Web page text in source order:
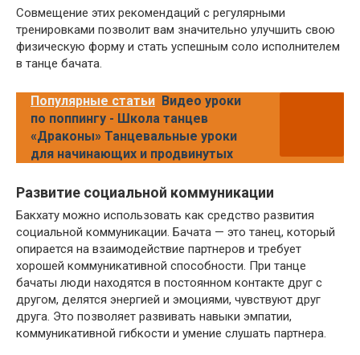
Совмещение этих рекомендаций с регулярными
тренировками позволит вам значительно улучшить свою
физическую форму и стать успешным соло исполнителем
в танце бачата.
Популярные статьи Видео уроки
по поппингу - Школа танцев
«Драконы» Танцевальные уроки
для начинающих и продвинутых
Развитие социальной коммуникации
Бакхату можно использовать как средство развития
социальной коммуникации. Бачата — это танец, который
опирается на взаимодействие партнеров и требует
хорошей коммуникативной способности. При танце
бачаты люди находятся в постоянном контакте друг с
другом, делятся энергией и эмоциями, чувствуют друг
друга. Это позволяет развивать навыки эмпатии,
коммуникативной гибкости и умение слушать партнера.